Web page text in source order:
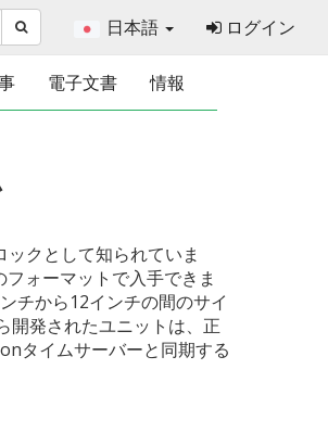
日本語 ログイン
電子文書 情報
クとして知られていま
ォーマットで入手できま
チから12インチの間のサイ
開発されたユニットは、正
タイムサーバーと同期する